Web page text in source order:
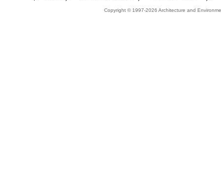
Copyright © 1997-2026 Architecture and